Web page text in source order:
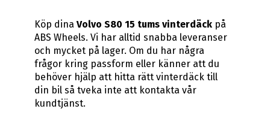
Köp dinaVolvo S80 15 tums vinterdäck på
ABS Wheels. Vi har alltid snabba leveranser
och mycket på lager. Om du har några
frågor kring passform eller känner att du
behöver hjälp att hitta rätt vinterdäck till
din bil så tveka inte att kontakta vår
kundtjänst.